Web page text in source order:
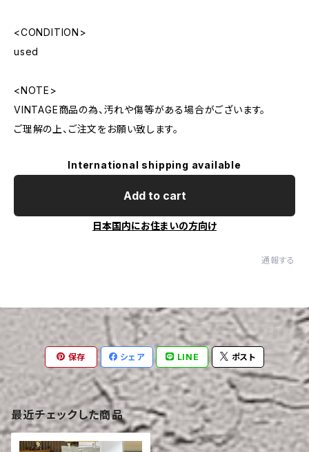
<CONDITION>
used
<NOTE>
VINTAGE商品の為、汚れや傷等がある場合がございます。
ご理解の上、ご注文をお願い致します。
International shipping available
Add to cart
日本国内にお住まいの方向け
通報する
保存 シェア LINE ポスト
最近チェックした商品